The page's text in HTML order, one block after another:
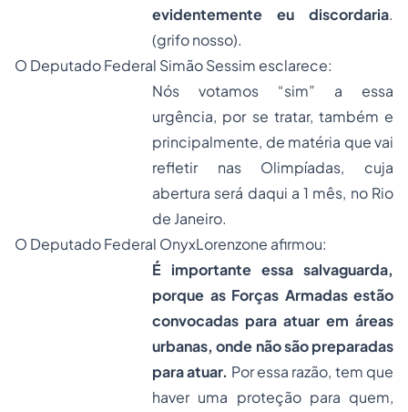
evidentemente eu discordaria.
(grifo nosso).
O Deputado Federal Simão Sessim esclarece:
Nós votamos “sim” a essa
urgência, por se tratar, também e
principalmente, de matéria que vai
refletir nas Olimpíadas, cuja
abertura será daqui a 1 mês, no Rio
de Janeiro.
O Deputado Federal OnyxLorenzone afirmou:
É importante essa salvaguarda,
porque as Forças Armadas estão
convocadas para atuar em áreas
urbanas, onde não são preparadas
para atuar. Por essa razão, tem que
haver uma proteção para quem,